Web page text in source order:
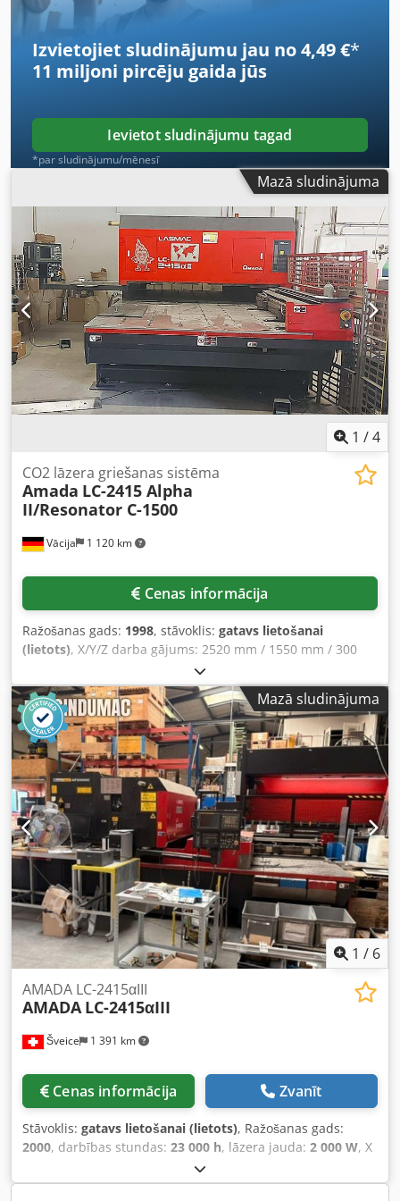
Amada. Komplektā ietilpst TG515 transformators (70kVA),
dzesēšanas bloks, Keller Vario nosūces iekārta un
Alphapac staru ceļa skalošana. Ir pieejama dokumentācija.
Vietas apskate ir iespējama. Dksdpfx Aney Rtf Ujdsr
Izvietojiet sludinājumu jau no 4,49 €*
11 miljoni pircēju gaida jūs
Ievietot sludinājumu tagad
*par sludinājumu/mēnesī
Mazā sludinājuma
1 /4
Vācija 1 120 km
CO2 lāzera griešanas sistēma
Amada LC-2415 Alpha
II/Resonator C-1500
Cenas informācija
Ražošanas gads: 1998, stāvoklis: gatavs lietošanai
(lietots), X/Y/Z darba gājums: 2520 mm / 1550 mm / 300
mm; maksimālie lokšņu izmēri X/Y: 5040 mm / 1550 mm;
maksimālais materiāla biezums (konstrukciju
tērauds/nerūsējošais tērauds/alumīnijs): 12 mm / 6 mm / 3
mm; maksimālais sagataves svars: 330 kg; pozicionēšanas
ātrums: 80 m/min / 80 m/min / 60 mm/min; pozicionēšanas
precizitāte: +/-0,01 mm. Iekārtas izmēri X/Y/Z: apm. 5650
mm / 3650 mm / 2100 mm; masa: apm. 6600 kg; darba
stundas: 29 499 h. Komplektā iekļauts Fanuc C1500 lāzers.
Pieejama dokumentācija. Ir iespējama apskate uz vietas.
Dsdpsv Ip R Asfx Andokr
Mazā sludinājuma
1 / 6
Šveice 1 391 km
AMADA LC-2415αIII
AMADA LC-2415αIII
Cenas informācija Zvanīt
Stāvoklis: gatavs lietošanai (lietots), Ražošanas gads:
2000, darbības stundas: 23 000 h, lāzera jauda: 2 000 W, X
assis pārvietošanās distance:2 520 mm
pārvietošanās attālums:1 550 mm, Z ass pārvietošanās